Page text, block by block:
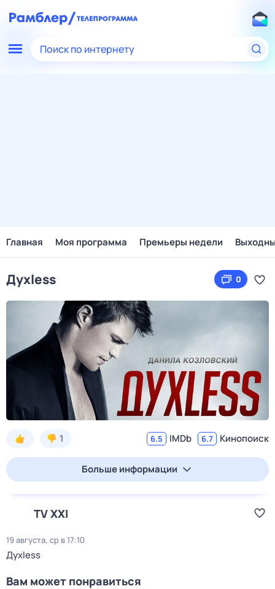
Поиск по интернету
Главная Моя программа Премьеры недели
Духless 0
1 6.5 IMDb 6.7 Кинопоиск
Больше информации
TV XXI
19 августа, ср в 17:10
Духless
Вам может понравиться